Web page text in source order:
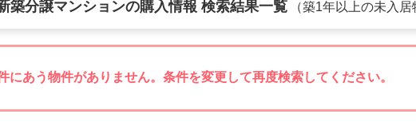
築分譲マンションの購入情報 検索結果一覧 （築1年以上の未入居
にあう物件がありません。条件を変更して再度検索してください。